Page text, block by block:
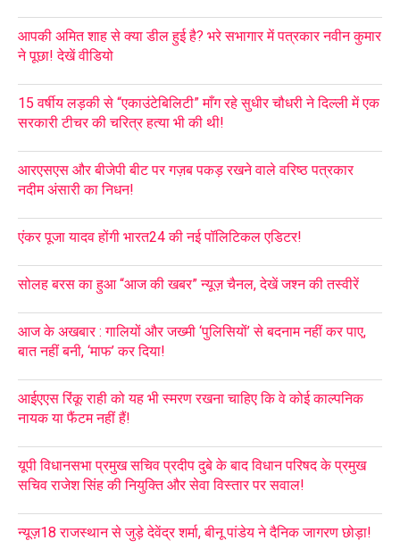
आपकी अमित शाह से क्या डील हुई है? भरे सभागार में पत्रकार नवीन कुमार
ने पूछा! देखें वीडियो
15 वर्षीय लड़की से “एकाउंटेबिलिटी” माँग रहे सुधीर चौधरी ने दिल्ली में एक
सरकारी टीचर की चरित्र हत्या भी की थी!
आरएसएस और बीजेपी बीट पर गज़ब पकड़ रखने वाले वरिष्ठ पत्रकार
नदीम अंसारी का निधन!
एंकर पूजा यादव होंगी भारत24 की नई पॉलिटिकल एडिटर!
सोलह बरस का हुआ “आज की खबर” न्यूज़ चैनल, देखें जश्न की तस्वीरें
आज के अखबार : गालियों और जख्मी ‘पुलिसियों’ से बदनाम नहीं कर पाए,
बात नहीं बनी, ‘माफ’ कर दिया!
आईएएस रिंकू राही को यह भी स्मरण रखना चाहिए कि वे कोई काल्पनिक
नायक या फैंटम नहीं हैं!
यूपी विधानसभा प्रमुख सचिव प्रदीप दुबे के बाद विधान परिषद के प्रमुख
सचिव राजेश सिंह की नियुक्ति और सेवा विस्तार पर सवाल!
न्यूज़18 राजस्थान से जुड़े देवेंद्र शर्मा, बीनू पांडेय ने दैनिक जागरण छोड़ा!